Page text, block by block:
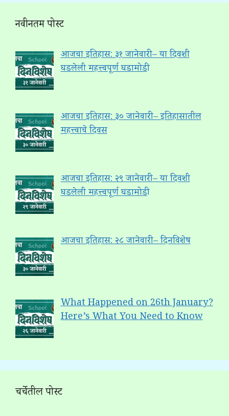
नवीनतम पोस्ट
आजचा इतिहास: ३१ जानेवारी – या दिवशी
घडलेली महत्त्वपूर्ण घडामोडी
आजचा इतिहास: ३० जानेवारी – इतिहासातील
महत्त्वाचे दिवस
आजचा इतिहास: २९ जानेवारी – या दिवशी
घडलेली महत्त्वपूर्ण घडामोडी
आजचा इतिहास: २८ जानेवारी – दिनविशेष
What Happened on 26th January?
Here’s What You Need to Know
चर्चेतील पोस्ट